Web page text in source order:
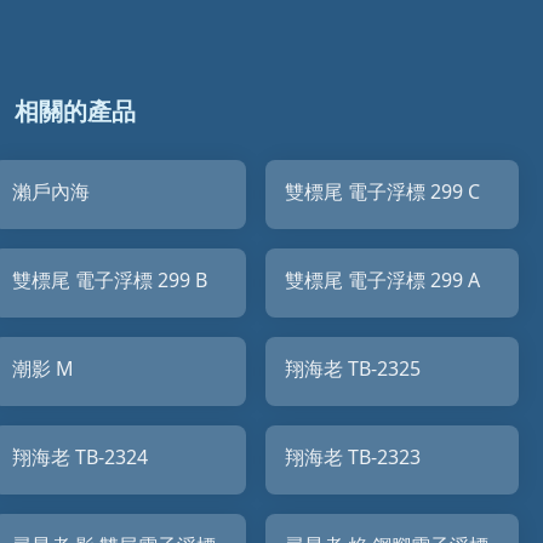
相關的產品
瀨戶內海 雙標尾 電子浮標 299 C
雙標尾 電子浮標 299 B 雙標尾 電子浮標 299 A
潮影 M 翔海老 TB-2325
翔海老 TB-2324 翔海老 TB-2323